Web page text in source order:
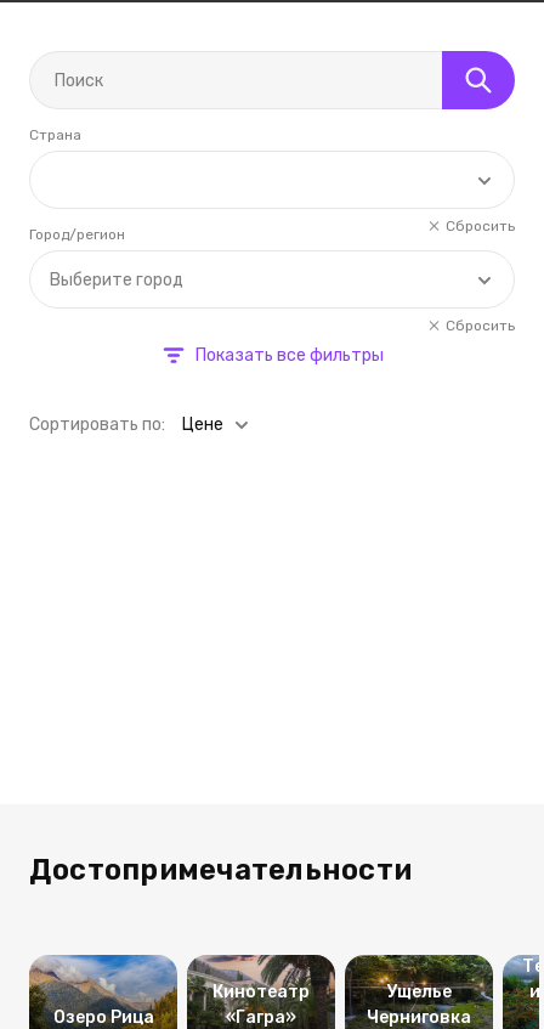
Страна
Сбросить
Выберите город
Город/регион
Сбросить
Показать все фильтры
Cортировать по: Цене
Достопримечательности
Озеро Рица
Кинотеатр
«Гагра»
Ущелье
Черниговка